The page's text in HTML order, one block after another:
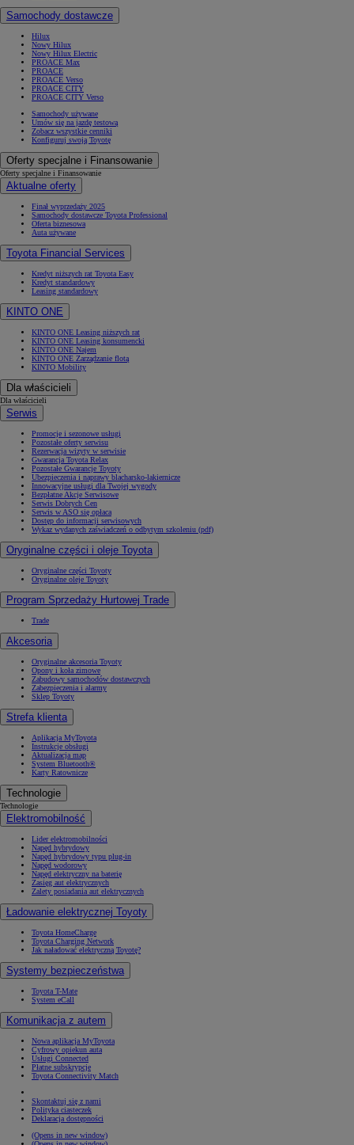
Samochody dostawcze
Hilux
Nowy Hilux
Nowy Hilux Electric
PROACE Max
PROACE
PROACE Verso
PROACE CITY
PROACE CITY Verso
Samochody używane
Umów się na jazdę testową
Zobacz wszystkie cenniki
Konfiguruj swoją Toyotę
Oferty specjalne i Finansowanie
Oferty specjalne i Finansowanie
Aktualne oferty
Finał wyprzedaży 2025
Samochody dostawcze Toyota Professional
Oferta biznesowa
Auta używane
Toyota Financial Services
Kredyt niższych rat Toyota Easy
Kredyt standardowy
Leasing standardowy
KINTO ONE
KINTO ONE Leasing niższych rat
KINTO ONE Leasing konsumencki
KINTO ONE Najem
KINTO ONE Zarządzanie flotą
KINTO Mobility
Dla właścicieli
Dla właścicieli
Serwis
Promocje i sezonowe usługi
Pozostałe oferty serwisu
Rezerwacja wizyty w serwisie
Gwarancja Toyota Relax
Pozostałe Gwarancje Toyoty
Ubezpieczenia i naprawy blacharsko-lakiernicze
Innowacyjne usługi dla Twojej wygody
Bezpłatne Akcje Serwisowe
Serwis Dobrych Cen
Serwis w ASO się opłaca
Dostęp do informacji serwisowych
Wykaz wydanych zaświadczeń o odbytym szkoleniu (pdf)
Oryginalne części i oleje Toyota
Oryginalne części Toyoty
Oryginalne oleje Toyoty
Program Sprzedaży Hurtowej Trade
Trade
Akcesoria
Oryginalne akcesoria Toyoty
Opony i koła zimowe
Zabudowy samochodów dostawczych
Zabezpieczenia i alarmy
Sklep Toyoty
Strefa klienta
Aplikacja MyToyota
Instrukcje obsługi
Aktualizacja map
System Bluetooth®
Karty Ratownicze
Technologie
Technologie
Elektromobilność
Lider elektromobilności
Napęd hybrydowy
Napęd hybrydowy typu plug-in
Napęd wodorowy
Napęd elektryczny na baterię
Zasięg aut elektrycznych
Zalety posiadania aut elektrycznych
Ładowanie elektrycznej Toyoty
Toyota HomeCharge
Toyota Charging Network
Jak naładować elektryczną Toyotę?
Systemy bezpieczeństwa
Toyota T-Mate
System eCall
Komunikacja z autem
Nowa aplikacja MyToyota
Cyfrowy opiekun auta
Usługi Connected
Płatne subskrypcje
Toyota Connectivity Match
Skontaktuj się z nami
Polityka ciasteczek
Deklaracja dostępności
(Opens in new window)